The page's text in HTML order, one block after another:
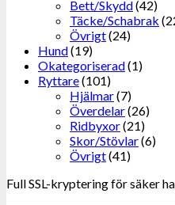
Bett/Skydd(42)
Täcke/Schabrak
Övrigt(24)
Hund(19)
Okategoriserad(1)
Ryttare(101)
Hjälmar(7)
Överdelar(26)
Ridbyxor(21)
Skor/Stövlar(6)
Övrigt(41)
Full SSL-kryptering för säker